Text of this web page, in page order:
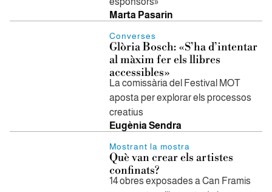
Marta Pasarin
Converses
Glòria Bosch: «S’ha d’intentar
al màxim fer els llibres
accessibles»
La comissària del Festival MOT
aposta per explorar els processos
creatius
Eugènia Sendra
Mostrant la mostra
Què van crear els artistes
confinats?
14 obres exposades a Can Framis